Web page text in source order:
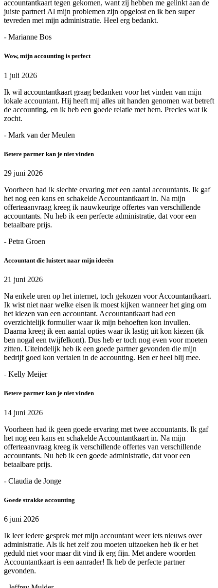
accountantkaart tegen gekomen, want zij hebben me gelinkt aan de
juiste partner! Al mijn problemen zijn opgelost en ik ben super
tevreden met mijn administratie. Heel erg bedankt.
- Marianne Bos
Wow, mijn accounting is perfect
1 juli 2026
Ik wil accountantkaart graag bedanken voor het vinden van mijn
lokale accountant. Hij heeft mij alles uit handen genomen wat betreft
de accounting, en ik heb een goede relatie met hem. Precies wat ik
zocht.
- Mark van der Meulen
Betere partner kan je niet vinden
29 juni 2026
Voorheen had ik slechte ervaring met een aantal accountants. Ik gaf
het nog een kans en schakelde Accountantkaart in. Na mijn
offerteaanvraag kreeg ik nauwkeurige offertes van verschillende
accountants. Nu heb ik een perfecte administratie, dat voor een
betaalbare prijs.
- Petra Groen
Accountant die luistert naar mijn ideeën
21 juni 2026
Na enkele uren op het internet, toch gekozen voor Accountantkaart.
Ik wist niet naar welke eisen ik moest kijken wanneer het ging om
het kiezen van een accountant. Accountantkaart had een
overzichtelijk formulier waar ik mijn behoeften kon invullen.
Daarna kreeg ik een aantal opties waar ik lastig uit kon kiezen (ik
ben nogal een twijfelkont). Dus heb er toch nog even voor moeten
zitten. Uiteindelijk heb ik een goede partner gevonden die mijn
bedrijf goed kon vertalen in de accounting. Ben er heel blij mee.
- Kelly Meijer
Betere partner kan je niet vinden
14 juni 2026
Voorheen had ik geen goede ervaring met twee accountants. Ik gaf
het nog een kans en schakelde Accountantkaart in. Na mijn
offerteaanvraag kreeg ik verschillende offertes van verschillende
accountants. Nu heb ik een goede administratie, dat voor een
betaalbare prijs.
- Claudia de Jonge
Goede strakke accounting
6 juni 2026
Ik leer iedere gesprek met mijn accountant weer iets nieuws over
administratie. Als ik het zelf zou moeten uitzoeken heb ik er het
geduld niet voor maar dit vind ik erg fijn. Met andere woorden
Accountantkaart is een aanrader! Ik heb de perfecte partner
gevonden.